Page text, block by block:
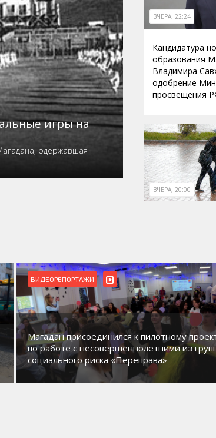
игры на
одержавшая
ВЧЕРА, 22:24
Кандидатура
образования
Владимира
одобрение
просвещения
ВЧЕРА, 20:00
ВИДЕОРЕПОРТАЖИ
Магадан присоединился к пилотному
по работе с несовершеннолетними из
социального риска «Переправа»